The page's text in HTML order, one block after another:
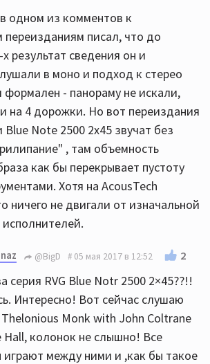
в одном из комментов к
переизданиям писал, что до
результат сведения он и
в моно и подход к стерео
- панораму не искали,
на 4 дорожки. Но вот переиздания
Blue Note 2500 2x45 звучат без
, там объемность
как бы перекрывает пустоту
Хотя на AcousTech
ничего не двигали от изначальной
исполнителей.
@BigD 05 мая 2017 в 12:52 2
серия RVG Blue Notr 2500 2×45??!!
Интересно! Вот сейчас слушаю
Thelonious Monk with John Coltrane
Hall, колонок не слышно! Все
играют между ними и ,как бы такое